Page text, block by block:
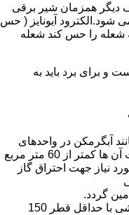
همزمان شیر برقی
آیونایز ( حس
شعله را حس کند شعله
و برای برد باید به
آبگرمکن در واحدهای
مسکونی و غیر مسکونی که مسحت آن ها کمتر از 60 متر مربع
نیاز جهت احتراق گاز
گردد.
در بالای محل نصب آبگرمکن دودکشی با حداقل قطر 150